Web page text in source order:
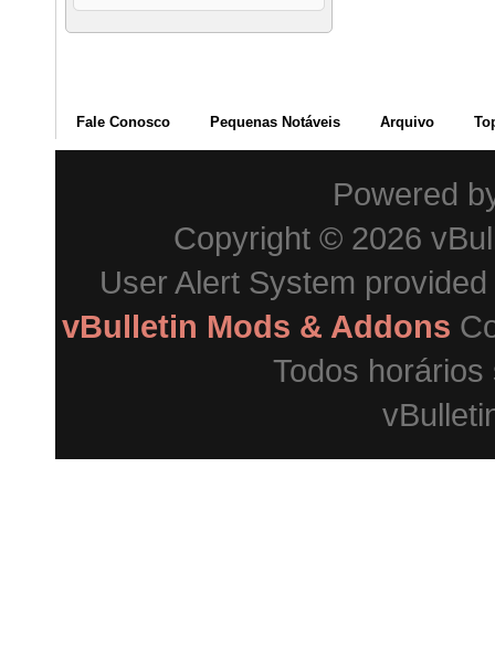
Fale Conosco Pequenas Notáveis Arquivo
Powered
Copyright © 2026
User Alert System
vBulletin Mods & Addons
Todos